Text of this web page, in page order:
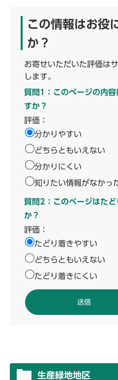
この情報はお役
か？
お寄せいただいた評価は
します。
質問1：このページの内
すか？
評価：
分かりやすい
どちらともいえない
分かりにくい
知りたい情報がなかっ
質問2：このページはた
か？
評価：
たどり着きやすい
どちらともいえない
たどり着きにくい
生産緑地地区